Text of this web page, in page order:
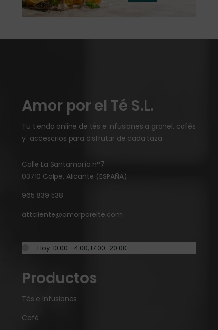
Amor por el Té S.L.
Tu tienda online de tés e infusiones a granel, cafés
y accesorios para disfrutar de cada taza
Calle La Santamaría n°7
03710 Calpe, Alicante (ESPAÑA)
965 839 538
attcliente@amorporelte.com
… · Hoy: 10:00–14:00, 17:00–20:00
Productos
Tés e Infusiones
Café